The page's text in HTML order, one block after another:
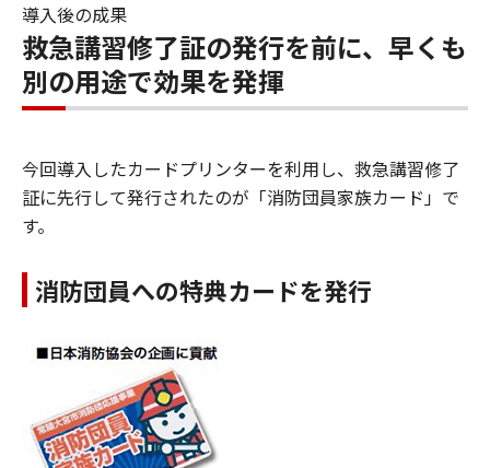
導入後の成果
救急講習修了証の発行を前に、早くも
別の用途で効果を発揮
今回導入したカードプリンターを利用し、救急講習修了
証に先行して発行されたのが「消防団員家族カード」で
す。
消防団員への特典カードを発行